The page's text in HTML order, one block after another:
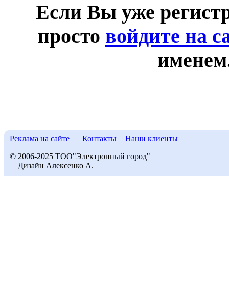
Если Вы уже
просто войдите на
Реклама на сайте Контакты Наши клиенты
© 2006-2025 ТОО"Электронный город"
Дизайн Алексенко А.